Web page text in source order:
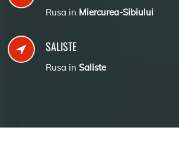
Rusa in Miercurea-Sibiului
SALISTE
Rusa in Saliste